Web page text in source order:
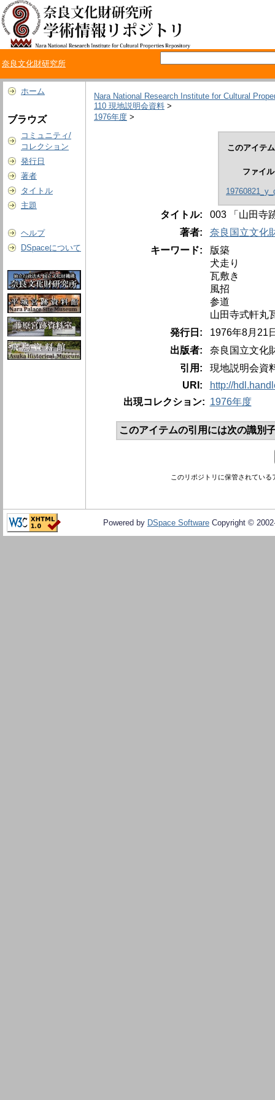
奈良文化財研究所
ホーム
ブラウズ
コミュニティ/
コレクション
発行日
著者
タイトル
主題
ヘルプ
DSpaceについて
Nara National Research Institute for Cultural
110 現地説明会資料 >
1976年度 >
このアイテ
ファイル
タイトル:
003 「山田寺
著者:
奈良国立文化
キーワード:
版築
犬走り
瓦敷き
風招
参道
山田寺式軒丸
発行日:
1976年8月21
出版者:
奈良国立文化
引用:
現地説明会資
URI:
http://
出現コレクション: 1976年度
このアイテムの引用には次の識別
このリポジトリに保管されてい
Powered by DSpace Software Copyright ©